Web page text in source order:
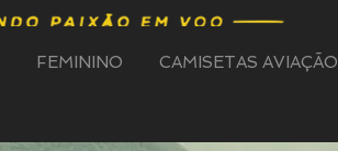
FEMININO CAMISETAS AVIAÇÃO